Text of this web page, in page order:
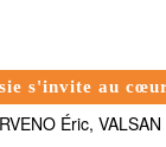
s'invite au
Éric,